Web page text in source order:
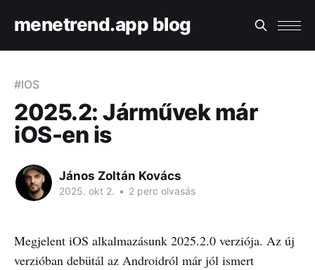
menetrend.app blog
#IOS
2025.2: Járművek már
iOS-en is
János Zoltán Kovács
2025. okt 2. • 2 perc olvasás
Megjelent iOS alkalmazásunk 2025.2.0 verziója. Az új
verzióban debütál az Androidról már jól ismert